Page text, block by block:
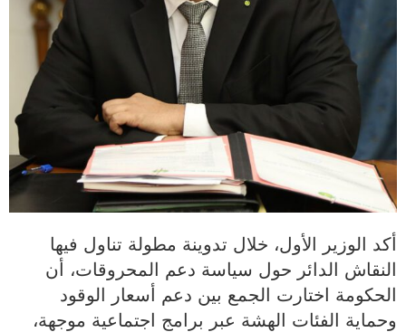
أكد الوزير الأول، خلال تدوينة مطولة تناول فيها
النقاش الدائر حول سياسة دعم المحروقات، أن
الحكومة اختارت الجمع بين دعم أسعار الوقود
وحماية الفئات الهشة عبر برامج اجتماعية موجهة،